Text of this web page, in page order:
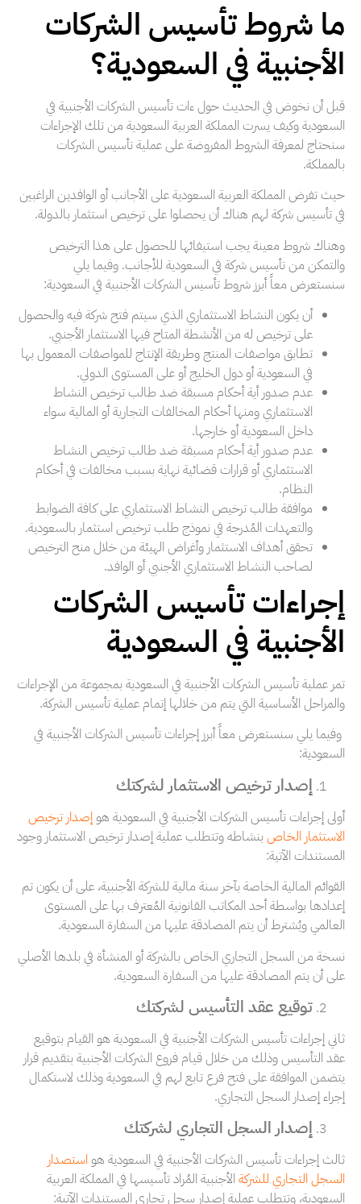
ما شروط تأسيس الشركات
الأجنبية في السعودية؟
قبل أن نخوض في الحديث حول ءات تأسيس الشركات الأجنبية في
السعودية وكيف يسرت المملكة العربية السعودية من تلك الإجراءات
سنحتاج لمعرفة الشروط المفروضة على عملية تأسيس الشركات
بالمملكة.
حيث تفرض المملكة العربية السعودية على الأجانب أو الوافدين الراغبين
في تأسيس شركة لهم هناك أن يحصلوا على ترخيص استثمار بالدولة.
وهناك شروط معينة يجب استيفائها للحصول على هذا الترخيص
والتمكن من تأسيس شركة في السعودية للأجانب. وفيما يلي
سنستعرض معاً أبرز شروط تأسيس الشركات الأجنبية في السعودية:
أن يكون النشاط الاستثماري الذي سيتم فتح شركة فيه والحصول
على ترخيص له من الأنشطة المتاح فيها الاستثمار الأجنبي.
تطابق مواصفات المنتج وطريقة الإنتاج للمواصفات المعمول بها
في السعودية أو دول الخليج أو على المستوى الدولي.
عدم صدور أية أحكام مسبقة ضد طالب ترخيص النشاط
الاستثماري ومنها أحكام المخالفات التجارية أو المالية سواء
داخل السعودية أو خارجها.
عدم صدور أية أحكام مسبقة ضد طالب ترخيص النشاط
الاستثماري أو قرارات قضائية نهاية بسبب مخالفات في أحكام
النظام.
موافقة طالب ترخيص النشاط الاستثماري على كافة الضوابط
والتعهدات المُدرجة في نموذج طلب ترخيص استثمار بالسعودية.
تحقق أهداف الاستثمار وأغراض الهيئة من خلال منح الترخيص
لصاحب النشاط الاستثماري الأجنبي أو الوافد.
إجراءات تأسيس الشركات
الأجنبية في السعودية
تمر عملية تأسيس الشركات الأجنبية في السعودية بمجموعة من الإجراءات
والمراحل الأساسية التي يتم من خلالها إتمام عملية تأسيس الشركة.
وفيما يلي سنستعرض معاً أبرز إجراءات تأسيس الشركات الأجنبية في
السعودية:
إصدار ترخيص الاستثمار لشركتك
أولى إجراءات تأسيس الشركات الأجنبية في السعودية هو إصدار ترخيص
الاستثمار الخاصبنشاطه وتتطلب عملية إصدار ترخيص الاستثمار وجود
المستندات الآتية:
القوائم المالية الخاصة بآخر سنة مالية للشركة الأجنبية، على أن يكون تم
إعدادها بواسطة أحد المكاتب القانونية المُعترف بها على المستوى
العالمي ويُشترط أن يتم المصادقة عليها من السفارة السعودية.
نسخة من السجل التجاري الخاص بالشركة أو المنشأة في بلدها الأصلي
على أن يتم المصادقة عليها من السفارة السعودية.
توقيع عقد التأسيس لشركتك
ثاني إجراءات تأسيس الشركات الأجنبية في السعودية هو القيام بتوقيع
عقد التأسيس وذلك من خلال قيام فروع الشركات الأجنبية بتقديم قرار
يتضمن الموافقة على فتح فرع تابع لهم في السعودية وذلك لاستكمال
إجراء إصدار السجل التجاري.
إصدار السجل التجاري لشركتك
ثالث إجراءات تأسيس الشركات الأجنبية في السعودية هو استصدار
السجل التجاري للشركة الأجنبية المُراد تأسيسها في المملكة العربية
السعودية، وتتطلب عملية إصدار سجل تجاري المستندات الآتية: